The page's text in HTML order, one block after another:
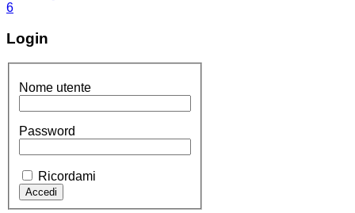
Login
Nome utente
Password
Ricordami